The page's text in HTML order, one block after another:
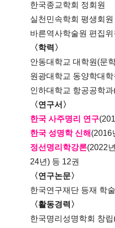
한국종교학회 정회원
실천민속학회 평생회원
바른역사학술원 편집위
〈학력〉
안동대학교 대학원(문
원광대학교 동양학대
인하대학교 항공공학
〈연구서〉
한국 사주명리 연구
한국 성명학 신해 (2016
정선명리학강론(2022
24년) 등 12권
〈연구논문〉
한국연구재단 등재 학
〈활동경력〉
한국명리성명학회 창